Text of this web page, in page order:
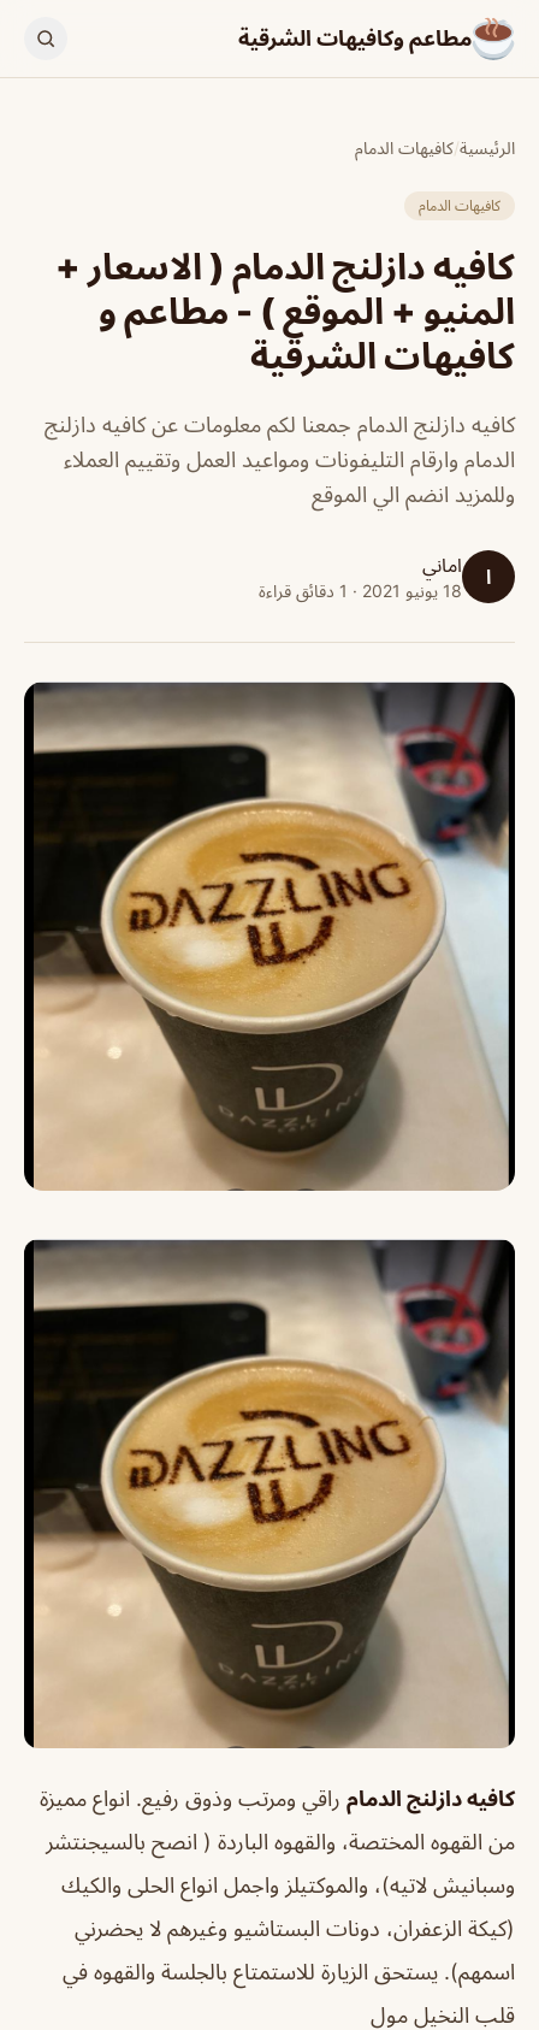
مطاعم وكافيهات الشرقية
الرئيسية/كافيهات الدمام
كافيهات الدمام
كافيه دازلنج الدمام ( الاسعار +
المنيو + الموقع ) - مطاعم و
كافيهات الشرقية
كافيه دازلنج الدمام جمعنا لكم معلومات عن كافيه دازلنج
الدمام وارقام التليفونات ومواعيد العمل وتقييم العملاء
وللمزيد انضم الي الموقع
ا اماني
18 يونيو 2021 · 1 دقائق قراءة
كافيه دازلنج الدمام راقي ومرتب وذوق رفيع. انواع مميزة
من القهوه المختصة، والقهوه الباردة ( انصح بالسيجنتشر
وسبانيش لاتيه)، والموكتيلز واجمل انواع الحلى والكيك
(كيكة الزعفران، دونات البستاشيو وغيرهم لا يحضرني
اسمهم). يستحق الزيارة للاستمتاع بالجلسة والقهوه في
قلب النخيل مول